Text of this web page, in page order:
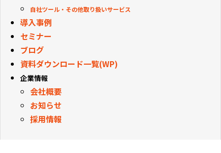
自社ツール・その他取り扱いサービス
導入事例
セミナー
ブログ
資料ダウンロード一覧(WP)
企業情報
会社概要
お知らせ
採用情報